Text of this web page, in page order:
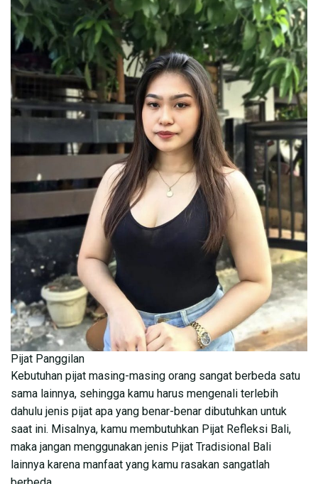
Pijat Panggilan
Kebutuhan pijat masing-masing orang sangat berbeda satu
sama lainnya, sehingga kamu harus mengenali terlebih
dahulu jenis pijat apa yang benar-benar dibutuhkan untuk
saat ini. Misalnya, kamu membutuhkan Pijat Refleksi Bali,
maka jangan menggunakan jenis Pijat Tradisional Bali
lainnya karena manfaat yang kamu rasakan sangatlah